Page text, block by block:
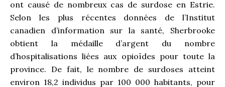
ont causé de nombreux cas de surdose en Estrie.
Selon les plus récentes données de l’Institut
canadien d’information sur la santé, Sherbrooke
obtient la médaille d’argent du nombre
d’hospitalisations liées aux opioïdes pour toute la
province. De fait, le nombre de surdoses atteint
environ 18,2 individus par 100 000 habitants, pour